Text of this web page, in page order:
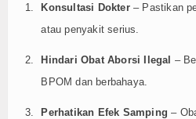
Konsultasi Dokter– Pastikan
atau penyakit serius.
Hindari Obat Aborsi Ilegal –
BPOM dan berbahaya.
Perhatikan Efek Samping –